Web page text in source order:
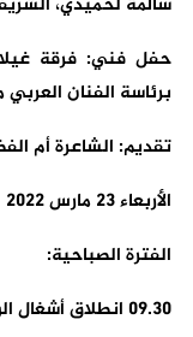
حفل فني: فرقة
برئاسة الفنان
تقديم: الشاعرة أم
الأربعاء 23 مارس 2022
الفترة الصباحية:
09.30 انطلاق أشغال الورشـــــات؛